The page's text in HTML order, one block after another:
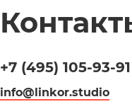
+7 (495) 105-93-91
info@linkor.studio